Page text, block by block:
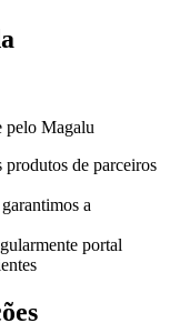
pelo Magalu
produtos de parceiros
a
portal